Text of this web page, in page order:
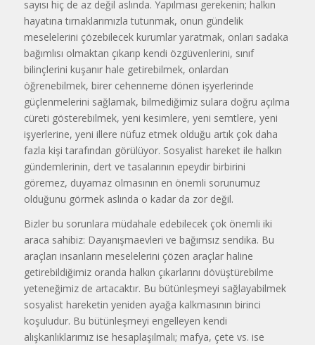
sayısı hiç de az değil aslında. Yapılması gerekenin; halkın
hayatına tırnaklarımızla tutunmak, onun gündelik
meselelerini çözebilecek kurumlar yaratmak, onları sadaka
bağımlısı olmaktan çıkarıp kendi özgüvenlerini, sınıf
bilinçlerini kuşanır hale getirebilmek, onlardan
öğrenebilmek, birer cehenneme dönen işyerlerinde
güçlenmelerini sağlamak, bilmediğimiz sulara doğru açılma
cüreti gösterebilmek, yeni kesimlere, yeni semtlere, yeni
işyerlerine, yeni illere nüfuz etmek olduğu artık çok daha
fazla kişi tarafından görülüyor. Sosyalist hareket ile halkın
gündemlerinin, dert ve tasalarının epeydir birbirini
göremez, duyamaz olmasının en önemli sorunumuz
olduğunu görmek aslında o kadar da zor değil.
Bizler bu sorunlara müdahale edebilecek çok önemli iki
araca sahibiz: Dayanışmaevleri ve bağımsız sendika. Bu
araçları insanların meselelerini çözen araçlar haline
getirebildiğimiz oranda halkın çıkarlarını dövüştürebilme
yeteneğimiz de artacaktır. Bu bütünleşmeyi sağlayabilmek
sosyalist hareketin yeniden ayağa kalkmasının birinci
koşuludur. Bu bütünleşmeyi engelleyen kendi
alışkanlıklarımız ise hesaplaşılmalı; mafya, çete vs. ise